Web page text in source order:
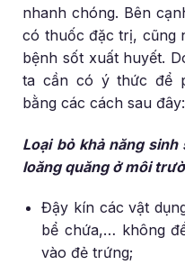
nhanh chóng. Bên
có thuốc đặc trị, cũng
bệnh sốt xuất huyết.
ta cần có ý thức để
bằng các cách sau đây:
Loại bỏ khả năng
loăng quăng ở môi
Đậy kín các vật
bể chứa,… không
vào đẻ trứng;